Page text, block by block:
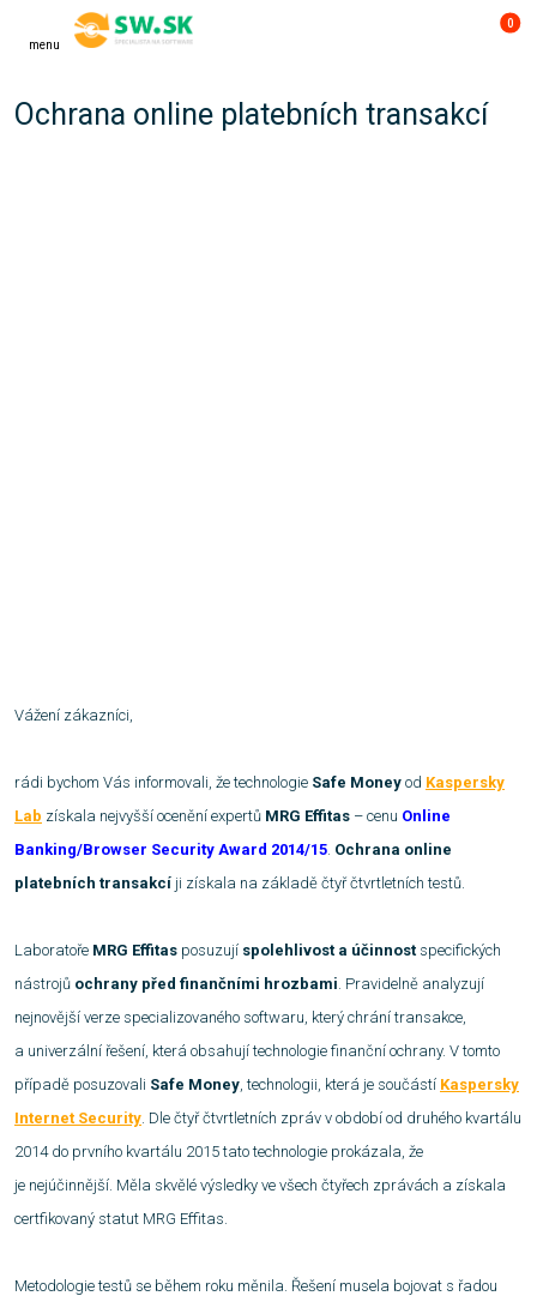
menu
0
Ochrana online platebních transakcí
Vážení zákazníci,
rádi bychom Vás informovali, že technologie Safe Money od Kaspersky
Lab získala nejvyšší ocenění expertů MRG Effitas – cenu Online
Banking/Browser Security Award 2014/15. Ochrana online
platebních transakcí ji získala na základě čtyř čtvrtletních testů.
Laboratoře MRG Effitas posuzují spolehlivost a účinnost specifických
nástrojů ochrany před finančními hrozbami. Pravidelně analyzují
nejnovější verze specializovaného softwaru, který chrání transakce,
a univerzální řešení, která obsahují technologie finanční ochrany. V tomto
případě posuzovali Safe Money, technologii, která je součástí Kaspersky
Internet Security. Dle čtyř čtvrtletních zpráv v období od druhého kvartálu
2014 do prvního kvartálu 2015 tato technologie prokázala, že
je nejúčinnější. Měla skvělé výsledky ve všech čtyřech zprávách a získala
certfikovaný statut MRG Effitas.
Metodologie testů se během roku měnila. Řešení musela bojovat s řadou